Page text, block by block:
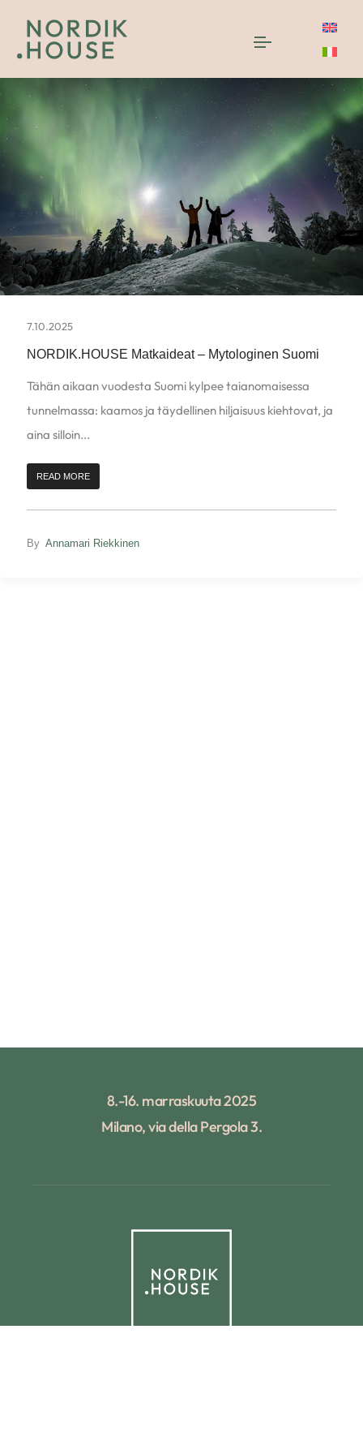
7.10.2025
NORDIK.HOUSE Matkaideat – Mytologinen Suomi
Tähän aikaan vuodesta Suomi kylpee taianomaisessa
tunnelmassa: kaamos ja täydellinen hiljaisuus kiehtovat, ja
aina silloin...
READ MORE
By Annamari Riekkinen
8.-16. marraskuuta 2025
Milano, via della Pergola 3.